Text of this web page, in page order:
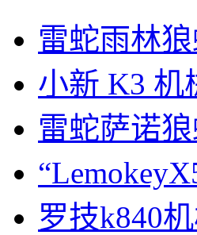
雷蛇雨林
小新 K3 机
雷蛇萨诺
罗技k840